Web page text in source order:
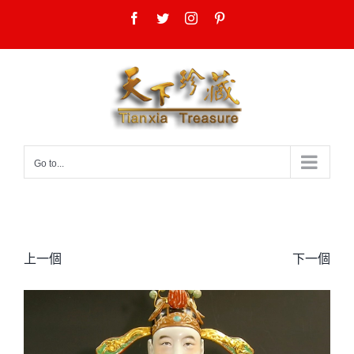
content
Facebook
TwitterInstagram
Go to...
上一個 下一個